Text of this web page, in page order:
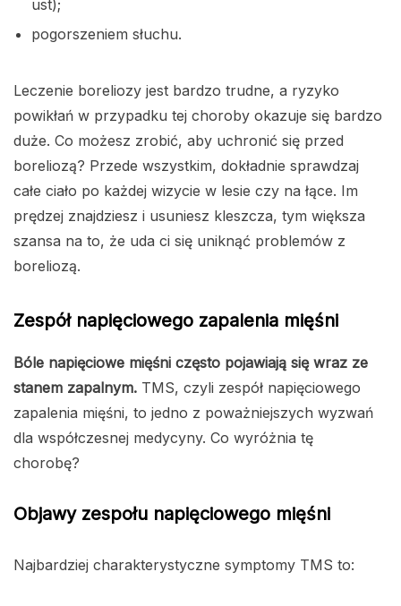
ust);
pogorszeniem słuchu.
Leczenie boreliozy jest bardzo trudne, a ryzyko
powikłań w przypadku tej choroby okazuje się bardzo
duże. Co możesz zrobić, aby uchronić się przed
boreliozą? Przede wszystkim, dokładnie sprawdzaj
całe ciało po każdej wizycie w lesie czy na łące. Im
prędzej znajdziesz i usuniesz kleszcza, tym większa
szansa na to, że uda ci się uniknąć problemów z
boreliozą.
Zespół napięciowego zapalenia mięśni
Bóle napięciowe mięśni często pojawiają się wraz ze
stanem zapalnym. TMS, czyli zespół napięciowego
zapalenia mięśni, to jedno z poważniejszych wyzwań
dla współczesnej medycyny. Co wyróżnia tę
chorobę?
Objawy zespołu napięciowego mięśni
Najbardziej charakterystyczne symptomy TMS to: